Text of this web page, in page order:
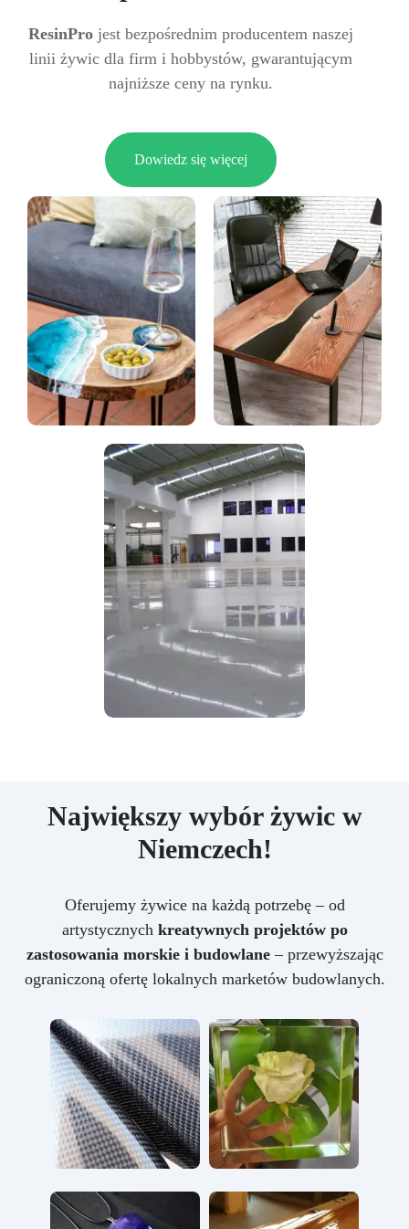
ResinPro jest bezpośrednim producentem naszej
linii żywic dla firm i hobbystów, gwarantującym
najniższe ceny na rynku.
Dowiedz się więcej
Największy wybór żywic w
Niemczech!
Oferujemy żywice na każdą potrzebę – od
artystycznych kreatywnych projektów po
zastosowania morskie i budowlane– przewyższając
ograniczoną ofertę lokalnych marketów budowlanych.